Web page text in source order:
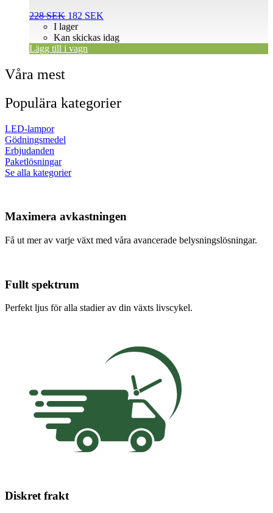
228SEK Det
ursprungliga
priset
var:
182 SEK
priset
I lager
Kan skickas idag
Lägg till i vagn
Våra mest
Populära kategorier
LED-lampor
Gödningsmedel
Erbjudanden
Paketlösningar
Se alla kategorier
Maximera avkastningen
Få ut mer av varje växt med våra avancerade belysningslösningar.
Fullt spektrum
Perfekt ljus för alla stadier av din växts livscykel.
Diskret frakt